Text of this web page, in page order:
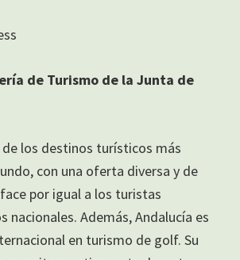
de Turismo de la Junta de
de los destinos turísticos más
con una oferta diversa y de
por igual a los turistas
nacionales. Además, Andalucía es
en turismo de golf. Su